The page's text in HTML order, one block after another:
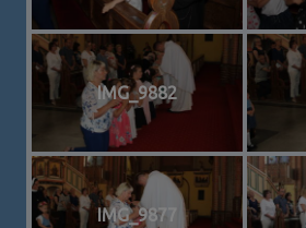
IMG_9882
IMG_9877